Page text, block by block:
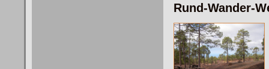
Rund-Wander-